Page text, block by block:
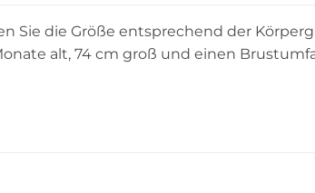
Sie die Größe entsprechend der
alt, 74 cm groß und einen